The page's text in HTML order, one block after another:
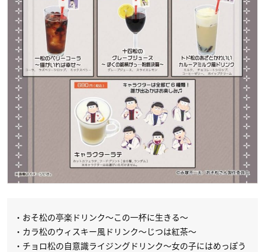
・おそ松の亭楽ドリンク～この一杯に生きる～
・カラ松のウィスキー風ドリンク～じつは紅茶～
・チョロ松の自意識ライジングドリンク～女の子にはめっぽう